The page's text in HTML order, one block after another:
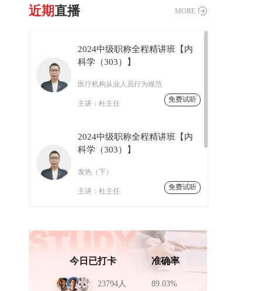
近期直播 MORE
2024中级职称全程精讲班【内
科学（303）】
医疗机构从业人员行为规范
主讲：杜主任 免费试听
2024中级职称全程精讲班【内
科学（303）】
发热（下）
主讲：杜主任 免费试听
科学（303）】
发热(上)
主讲：昭昭老师 免费试听
今日已打卡
23794人
准确率
89.03%
冉* 同学
今日已打卡
今日已打卡
今日已打卡